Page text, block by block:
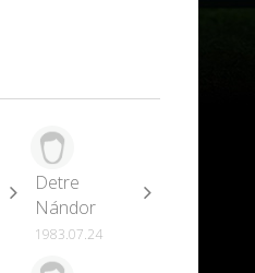
Detre
Nándor
1983.07.24